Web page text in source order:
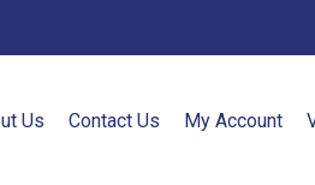
Us Contact Us My Account